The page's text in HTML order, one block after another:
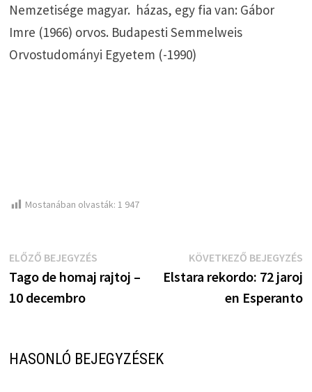
Nemzetisége magyar. házas, egy fia van: Gábor
Imre (1966) orvos. Budapesti Semmelweis
Orvostudományi Egyetem (-1990)
Mostanában olvasták: 1 947
Bejegyzés
navigáció
ELŐZŐ BEJEGYZÉSElőző
bejegyzés:
Tago de homaj rajtoj –
10 decembro
KÖVETKEZŐ BEJEGYZÉS
Elstara rekordo: 72 jaroj
en Esperanto
HASONLÓ BEJEGYZÉSEK